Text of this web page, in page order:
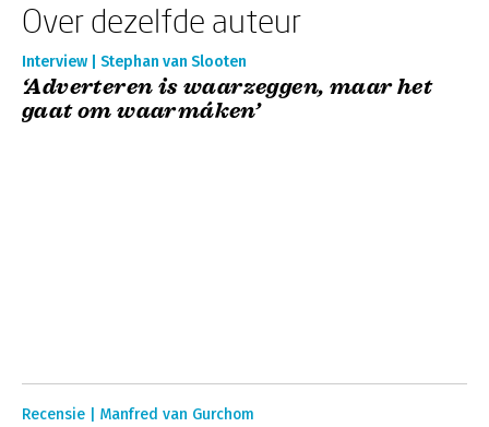
Over dezelfde auteur
Interview | Stephan van Slooten
‘Adverteren is waarzeggen, maar het
gaat om waarmáken’
Recensie | Manfred van Gurchom